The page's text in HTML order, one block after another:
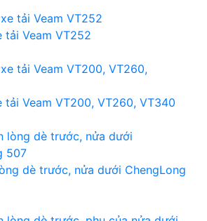
tải Veam VT252
tải Veam VT200, VT260, VT340
dè trước, nửa dưới ChengLong